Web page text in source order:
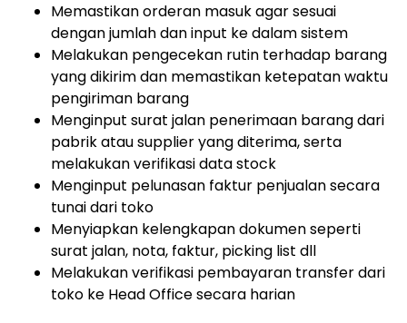
Memastikan orderan masuk agar sesuai
dengan jumlah dan input ke dalam sistem
Melakukan pengecekan rutin terhadap barang
yang dikirim dan memastikan ketepatan waktu
pengiriman barang
Menginput surat jalan penerimaan barang dari
pabrik atau supplier yang diterima, serta
melakukan verifikasi data stock
Menginput pelunasan faktur penjualan secara
tunai dari toko
Menyiapkan kelengkapan dokumen seperti
surat jalan, nota, faktur, picking list dll
Melakukan verifikasi pembayaran transfer dari
toko ke Head Office secara harian